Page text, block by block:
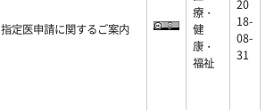
指定医申請に関するご案内
療・
健
康・
福祉
20
18-
08-
31